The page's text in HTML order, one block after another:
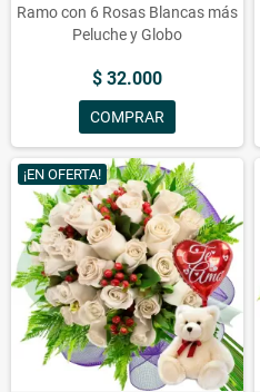
Ramo con 6 Rosas Blancas más
Peluche y Globo
$ 32.000
COMPRAR
¡EN OFERTA!